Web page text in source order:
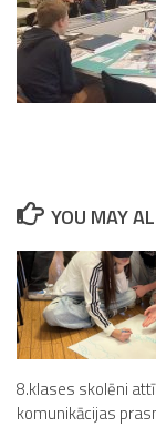
YOU MAY
8.klases skolēni
komunikācijas